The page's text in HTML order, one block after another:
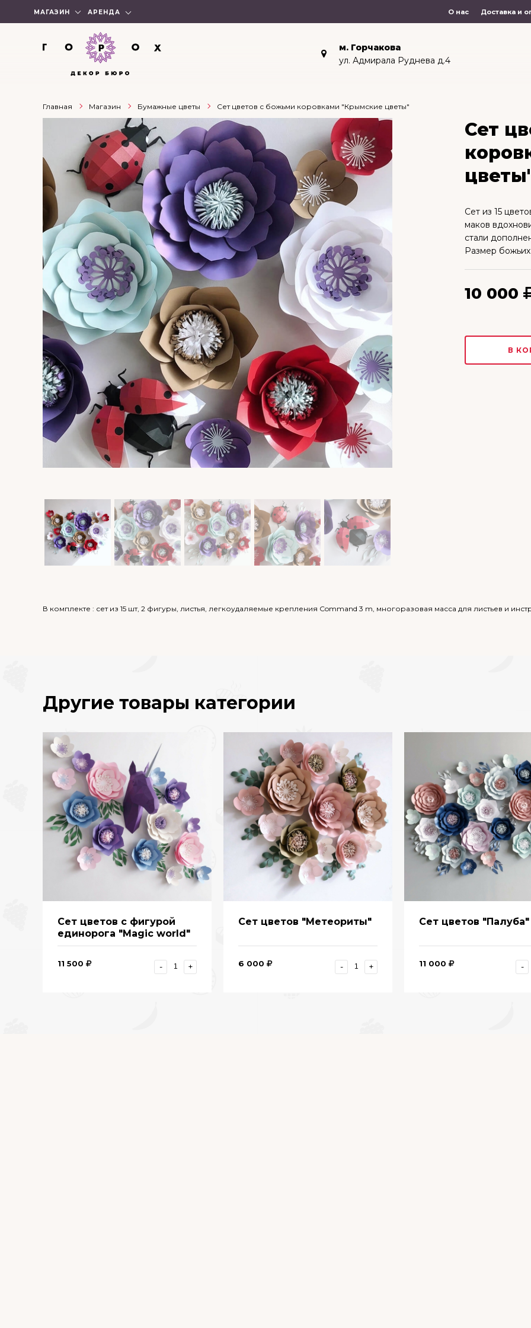
МАГАЗИН АРЕНДА О нас Доставка и
м. Горчакова
ул. Адмирала Руднева д.4
Главная Магазин Бумажные цветы Сет цветов с божьми коровками "Крымские цветы"
Сет
Сет из 15
маков
стали
Размер
10 000
В
В комплекте : сет из 15 шт, 2 фигуры, листья, легкоудаляемые крепления Command 3 m, многоразовая масса для листьев и
Другие товары категории
Сет цветов с фигурой
единорога "Magic world"
11 500 - +
Сет цветов "Метеориты"
6 000 - +
Сет цветов "Палуба"
11 000 -